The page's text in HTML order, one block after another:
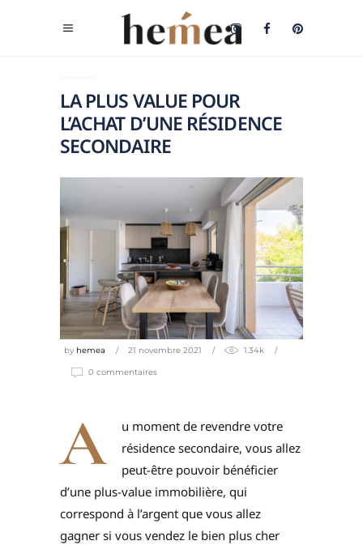
LA PLUS VALUE POUR
L’ACHAT D’UNE RÉSIDENCE
SECONDAIRE
by hemea 21 novembre 2021 1.34k
0 commentaires
A
u moment de revendre votre
résidence secondaire, vous allez
peut-être pouvoir bénéficier
d’une plus-value immobilière, qui
correspond à l’argent que vous allez
gagner si vous vendez le bien plus cher